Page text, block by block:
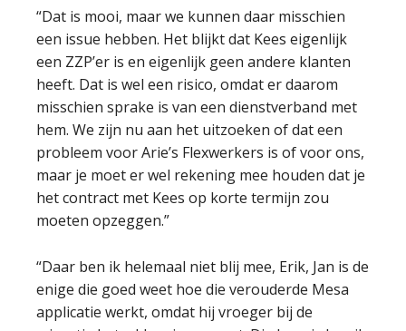
“Dat is mooi, maar we kunnen daar misschien
een issue hebben. Het blijkt dat Kees eigenlijk
een ZZP’er is en eigenlijk geen andere klanten
heeft. Dat is wel een risico, omdat er daarom
misschien sprake is van een dienstverband met
hem. We zijn nu aan het uitzoeken of dat een
probleem voor Arie’s Flexwerkers is of voor ons,
maar je moet er wel rekening mee houden dat je
het contract met Kees op korte termijn zou
moeten opzeggen.”
“Daar ben ik helemaal niet blij mee, Erik, Jan is de
enige die goed weet hoe die verouderde Mesa
applicatie werkt, omdat hij vroeger bij de